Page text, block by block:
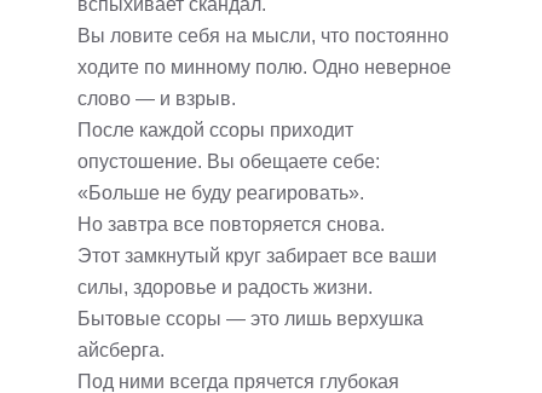
вспыхивает скандал.
Вы ловите себя на мысли, что постоянно
ходите по минному полю. Одно неверное
слово — и взрыв.
После каждой ссоры приходит
опустошение. Вы обещаете себе:
«Больше не буду реагировать».
Но завтра все повторяется снова.
Этот замкнутый круг забирает все ваши
силы, здоровье и радость жизни.
Бытовые ссоры — это лишь верхушка
айсберга.
Под ними всегда прячется глубокая